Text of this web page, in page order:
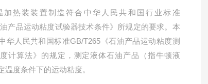
加热装装置制造符合中华人民共和国行业标准
产品运动粘度试验器技术条件》所规定的要求。本
华人民共和国标准GB/T265《石油产品运动粘度测
计算法》的规定，测定液体石油产品（指牛顿液
温度条件下的运动粘度。